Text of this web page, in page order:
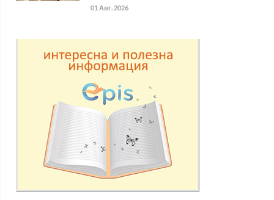
01 Авг. 2026